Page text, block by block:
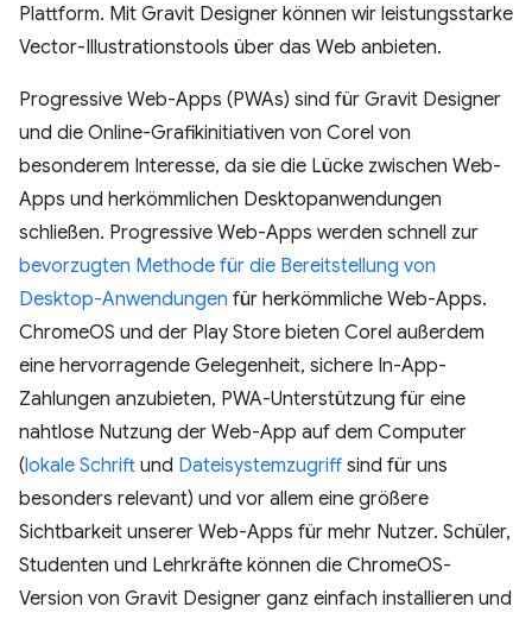
Plattform. Mit Gravit Designer können wir leistungsstarke
Vector-Illustrationstools über das Web anbieten.
Progressive Web-Apps (PWAs) sind für Gravit Designer
und die Online-Grafikinitiativen von Corel von
besonderem Interesse, da sie die Lücke zwischen Web-
Apps und herkömmlichen Desktopanwendungen
schließen. Progressive Web-Apps werden schnell zur
bevorzugten Methode für die Bereitstellung von
Desktop-Anwendungen für herkömmliche Web-Apps.
ChromeOS und der Play Store bieten Corel außerdem
eine hervorragende Gelegenheit, sichere In-App-
Zahlungen anzubieten, PWA-Unterstützung für eine
nahtlose Nutzung der Web-App auf dem Computer
(lokale Schrift und Dateisystemzugriff sind für uns
besonders relevant) und vor allem eine größere
Sichtbarkeit unserer Web-Apps für mehr Nutzer. Schüler,
Studenten und Lehrkräfte können die ChromeOS-
Version von Gravit Designer ganz einfach installieren und